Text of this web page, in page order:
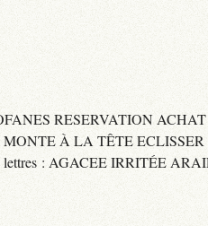
RESERVATION
MONTE À LA TÊTE
: AGACEE IRRITÉE